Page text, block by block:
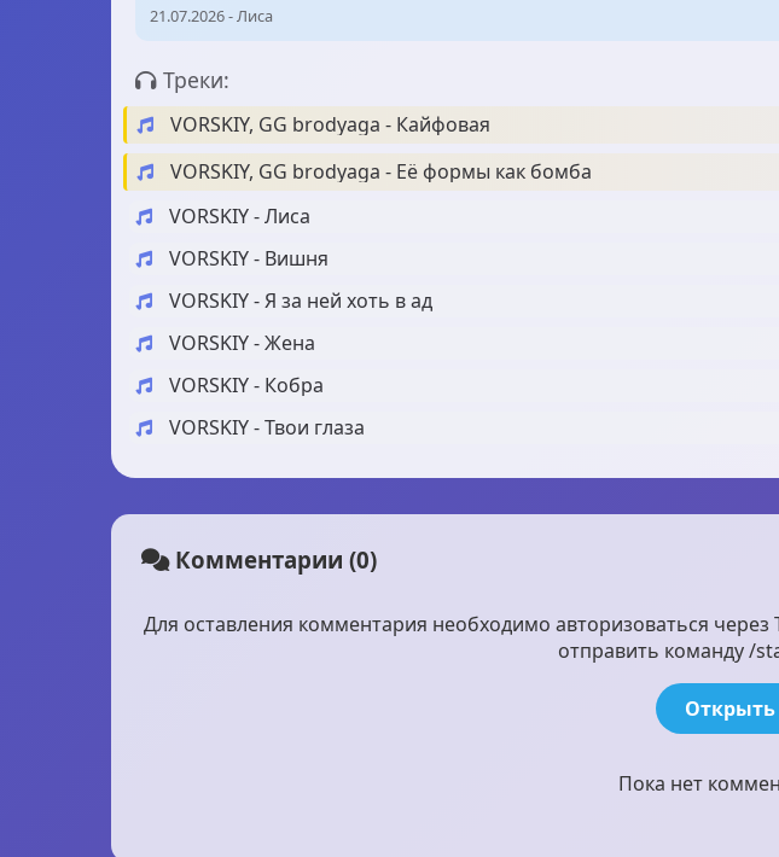
21.07.2026 - Лиса
Треки:
VORSKIY, GG brodyaga - Кайфовая
VORSKIY, GG brodyaga - Её формы как бомба
VORSKIY - Лиса
VORSKIY - Вишня
VORSKIY - Я за ней хоть в ад
VORSKIY - Жена
VORSKIY - Кобра
VORSKIY - Твои глаза
Комментарии (0)
Для оставления комментария необходимо авторизоваться
отправить команду /
Открыть
Пока нет